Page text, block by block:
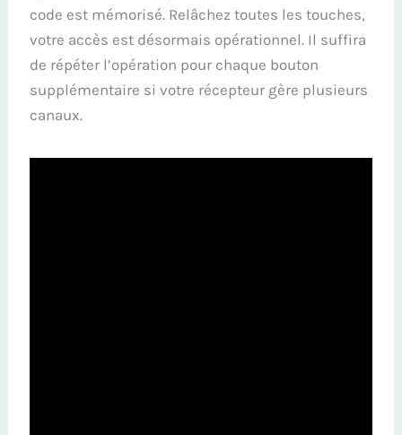
code est mémorisé. Relâchez toutes les touches,
votre accès est désormais opérationnel. Il suffira
de répéter l’opération pour chaque bouton
supplémentaire si votre récepteur gère plusieurs
canaux.